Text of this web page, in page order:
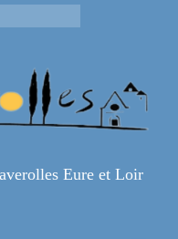
Eure et Loir